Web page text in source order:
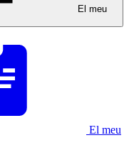
El meu
El meu